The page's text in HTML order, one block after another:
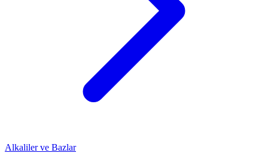
Alkaliler ve Bazlar